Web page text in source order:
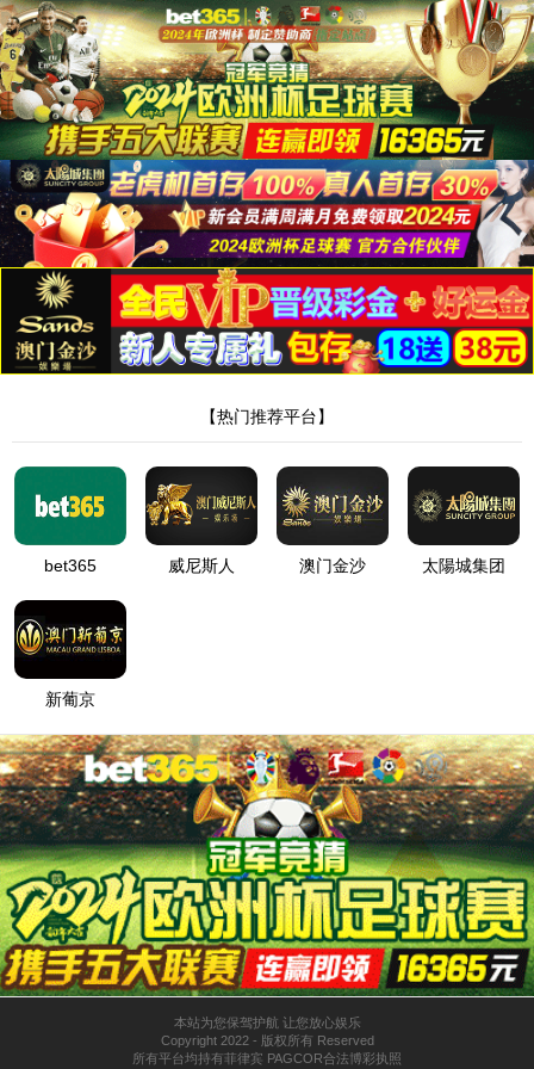
太阳集团城8722
哎呀！找不到页面了！
不要伤心，可能是网址错了呢，重新核对一下吧。
回到上一页 回到首页
网站地图 XML地图